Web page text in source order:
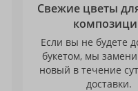
Свежие цветы
Если вы не будете
букетом, мы
новый в течение
доставки.